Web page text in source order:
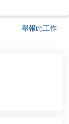
舉報此工作